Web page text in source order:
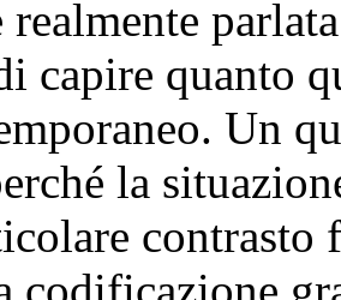
realmente
capire quanto
Un
la
codificazione